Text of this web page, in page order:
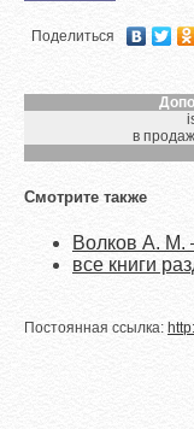
Поделиться
в
Смотрите также
Волков А. М.
все книги
Постоянная ссылка: